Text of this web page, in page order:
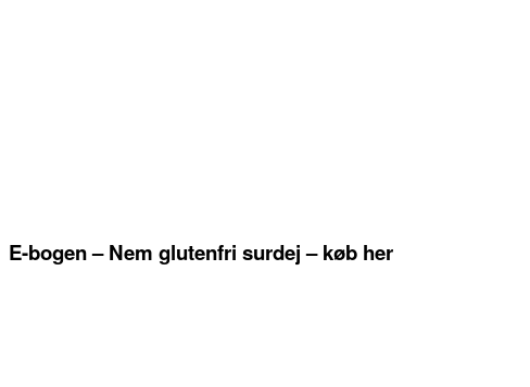
E-bogen – Nem glutenfri surdej – køb her